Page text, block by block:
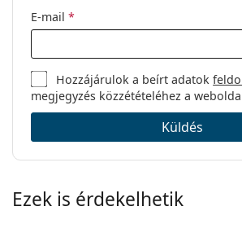
E-mail *
Hozzájárulok a beírt adatok
megjegyzés közzétételéhez a
Küldés
Ezek is érdekelhetik